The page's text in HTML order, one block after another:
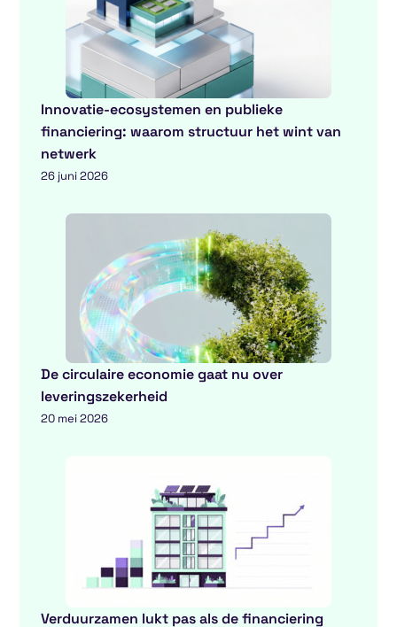
Innovatie-ecosystemen en publieke
financiering: waarom structuur het wint van
netwerk
26 juni 2026
De circulaire economie gaat nu over
leveringszekerheid
20 mei 2026
Verduurzamen lukt pas als de financiering